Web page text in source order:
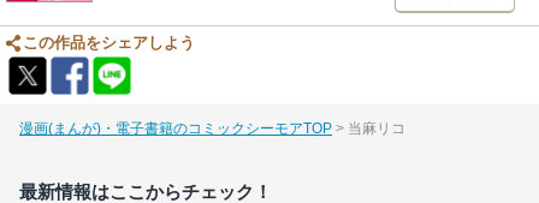
この作品をシェアしよう
漫画(まんが)・電子書籍のコミックシーモアTOP 当麻リコ
最新情報はここからチェック！